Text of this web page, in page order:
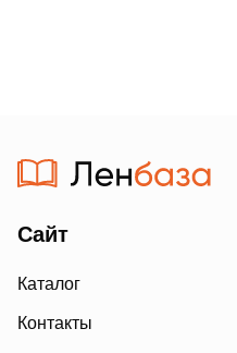
Сайт
Каталог
Контакты